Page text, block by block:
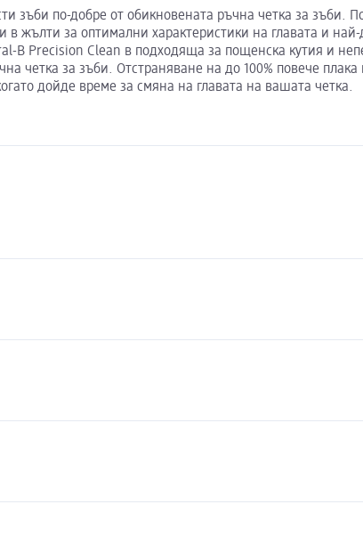
зъби по-добре от обикновената ръчна четка за зъби.
жълти за оптимални характеристики на главата и
B Precision Clean в подходяща за пощенска кутия и
четка за зъби. Отстраняване на до 100% повече
дойде време за смяна на главата на вашата четка.